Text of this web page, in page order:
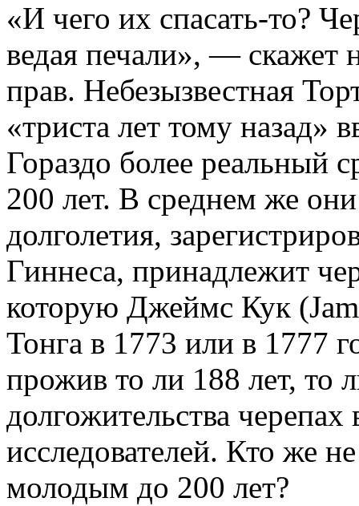
«И чего их спасать-то?
ведая печали», — скажет
прав. Небезызвестная
«триста лет тому назад»
Гораздо более реальный
200 лет. В среднем же
долголетия,
Гиннеса, принадлежит
которую Джеймс Кук
Тонга в 1773 или в 1777
прожив то ли 188 лет, то
долгожительства черепах
исследователей. Кто же
молодым до 200 лет?